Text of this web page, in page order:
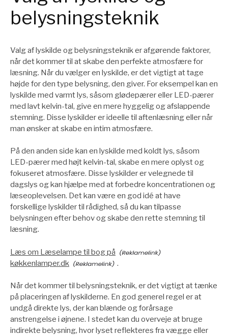
belysningsteknik
Valg af lyskilde og belysningsteknik er afgørende faktorer,
når det kommer til at skabe den perfekte atmosfære for
læsning. Når du vælger en lyskilde, er det vigtigt at tage
højde for den type belysning, den giver. For eksempel kan en
lyskilde med varmt lys, såsom glødepærer eller LED-pærer
med lavt kelvin-tal, give en mere hyggelig og afslappende
stemning. Disse lyskilder er ideelle til aftenlæsning eller når
man ønsker at skabe en intim atmosfære.
På den anden side kan en lyskilde med koldt lys, såsom
LED-pærer med højt kelvin-tal, skabe en mere oplyst og
fokuseret atmosfære. Disse lyskilder er velegnede til
dagslys og kan hjælpe med at forbedre koncentrationen og
læseoplevelsen. Det kan være en god idé at have
forskellige lyskilder til rådighed, så du kan tilpasse
belysningen efter behov og skabe den rette stemning til
læsning.
Læs om Læselampe til bog på
køkkenlamper.dk
.
Når det kommer til belysningsteknik, er det vigtigt at tænke
på placeringen af lyskilderne. En god generel regel er at
undgå direkte lys, der kan blænde og forårsage
anstrengelse i øjnene. I stedet kan du overveje at bruge
indirekte belysning, hvor lyset reflekteres fra vægge eller